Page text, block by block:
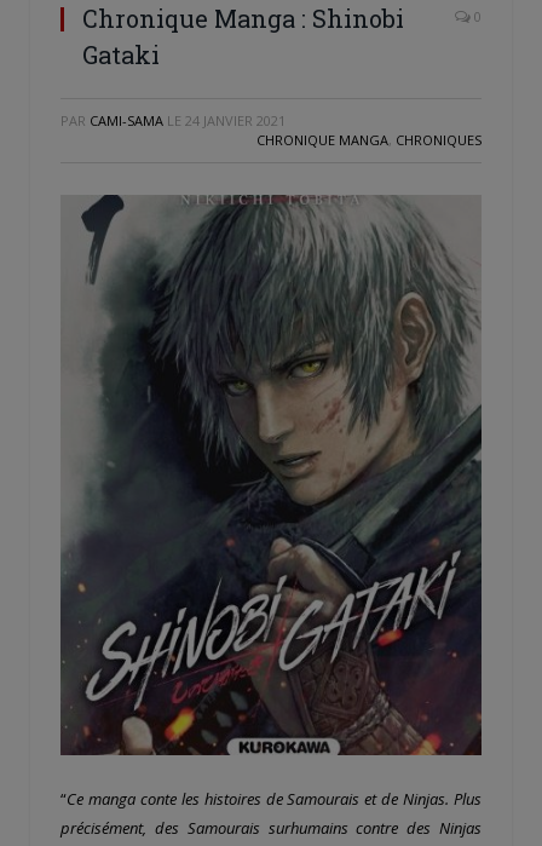
Chronique Manga : Shinobi
Gataki
0
PAR CAMI-SAMA LE 24 JANVIER 2021
CHRONIQUE MANGA, CHRONIQUES
“Ce manga conte les histoires de Samourais et de Ninjas. Plus
précisément, des Samourais surhumains contre des Ninjas